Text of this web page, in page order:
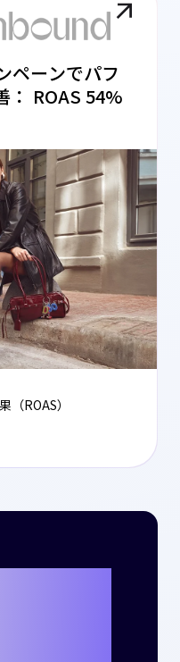
ペーンでパフ
： ROAS 54%
（ROAS）